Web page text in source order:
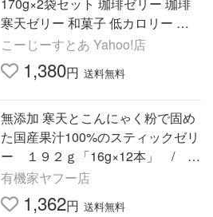
170g×2袋セット 珈琲ゼリー 珈琲
寒天ゼリー 和菓子 低カロリー デ
ザート おやつ 夏スイーツ
こーじーすとあ Yahoo!店
1,380円 送料無料
無添加 寒天とこんにゃく粉で固め
た国産果汁100%のスティックゼリ
ー １９２ｇ「16g×12本」 / コ
ンパクト便
有機家ヤフー店
1,362円 送料無料